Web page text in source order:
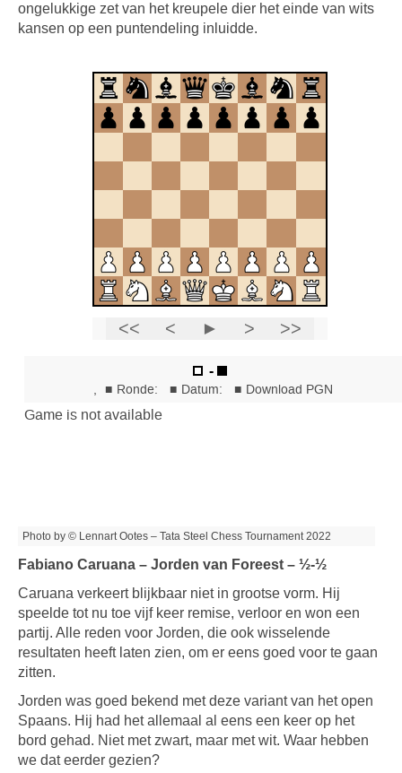
ongelukkige zet van het kreupele dier het einde van wits
kansen op een puntendeling inluidde.
Photo by © Lennart Ootes – Tata Steel Chess Tournament 2022
Fabiano Caruana – Jorden van Foreest – ½-½
Caruana verkeert blijkbaar niet in grootse vorm. Hij
speelde tot nu toe vijf keer remise, verloor en won een
partij. Alle reden voor Jorden, die ook wisselende
resultaten heeft laten zien, om er eens goed voor te gaan
zitten.
Jorden was goed bekend met deze variant van het open
Spaans. Hij had het allemaal al eens een keer op het
bord gehad. Niet met zwart, maar met wit. Waar hebben
we dat eerder gezien?